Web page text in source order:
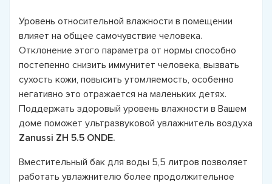
Уровень относительной влажности в помещении
влияет на общее самочувствие человека.
Отклонение этого параметра от нормы способно
постепенно снизить иммунитет человека, вызвать
сухость кожи, повысить утомляемость, особенно
негативно это отражается на маленьких детях.
Поддержать здоровый уровень влажности в Вашем
доме поможет ультразвуковой увлажнитель воздуха
Zanussi ZH 5.5 ONDE.
Вместительный бак для воды 5,5 литров позволяет
работать увлажнителю более продолжительное